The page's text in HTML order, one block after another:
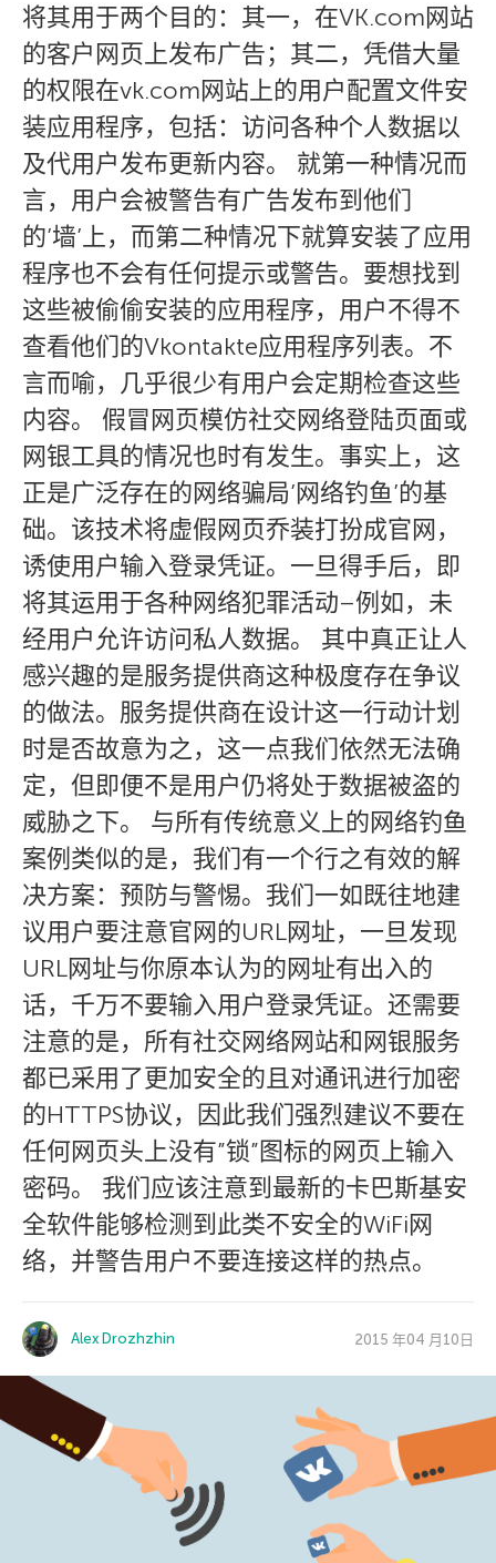
将其用于两个目的：其一，在VK.com网站
的客户网页上发布广告；其二，凭借大量
的权限在vk.com网站上的用户配置文件安
装应用程序，包括：访问各种个人数据以
及代用户发布更新内容。 就第一种情况而
言，用户会被警告有广告发布到他们
的’墙’上，而第二种情况下就算安装了应用
程序也不会有任何提示或警告。要想找到
这些被偷偷安装的应用程序，用户不得不
查看他们的Vkontakte应用程序列表。不
言而喻，几乎很少有用户会定期检查这些
内容。 假冒网页模仿社交网络登陆页面或
网银工具的情况也时有发生。事实上，这
正是广泛存在的网络骗局’网络钓鱼’的基
础。该技术将虚假网页乔装打扮成官网，
诱使用户输入登录凭证。一旦得手后，即
将其运用于各种网络犯罪活动–例如，未
经用户允许访问私人数据。 其中真正让人
感兴趣的是服务提供商这种极度存在争议
的做法。服务提供商在设计这一行动计划
时是否故意为之，这一点我们依然无法确
定，但即便不是用户仍将处于数据被盗的
威胁之下。 与所有传统意义上的网络钓鱼
案例类似的是，我们有一个行之有效的解
决方案：预防与警惕。我们一如既往地建
议用户要注意官网的URL网址，一旦发现
URL网址与你原本认为的网址有出入的
话，千万不要输入用户登录凭证。还需要
注意的是，所有社交网络网站和网银服务
都已采用了更加安全的且对通讯进行加密
的HTTPS协议，因此我们强烈建议不要在
任何网页头上没有”锁”图标的网页上输入
密码。 我们应该注意到最新的卡巴斯基安
全软件能够检测到此类不安全的WiFi网
络，并警告用户不要连接这样的热点。
Alex Drozhzhin 2015 年04 月10日